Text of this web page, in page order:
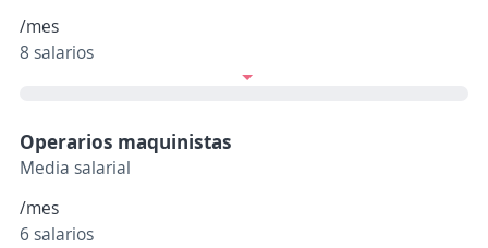
/mes
8 salarios
Operarios maquinistas
Media salarial
/mes
6 salarios